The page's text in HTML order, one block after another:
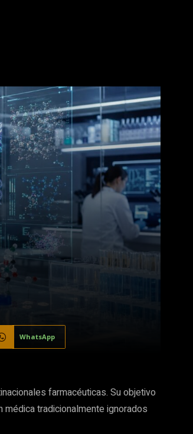
WhatsApp
farmacéuticas. Su objetivo
tradicionalmente ignorados